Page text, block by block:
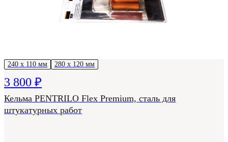
240 х 110 мм 280 х 120 мм
3 800 ₽
Кельма PENTRILO Flex Premium, сталь для
штукатурных работ